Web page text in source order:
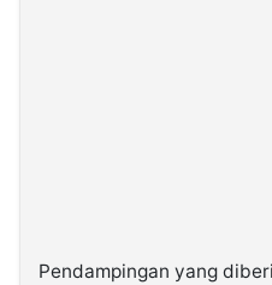
Pendampingan yang